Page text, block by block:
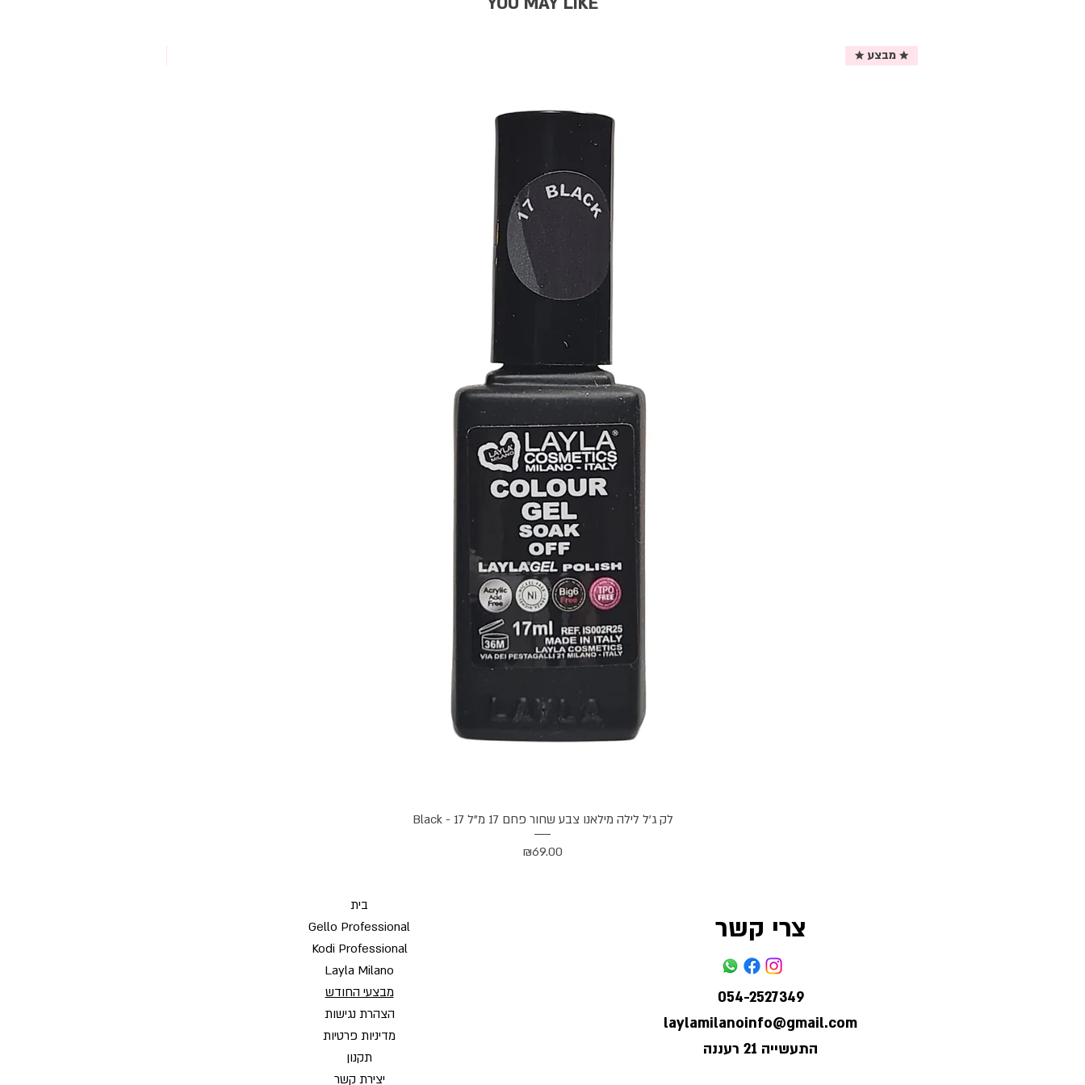
תצוגה מהירה
★ מבצע ★
לק ג'ל לילה מילאנו צבע שחור פחם 17 מ"ל Black - 17
מחיר
₪69.00
בית
Gello Professional
Kodi Professional
Layla Milano
מבצעי החודש
הצהרת נגישות
מדיניות פרטיות
תקנון
יצירת קשר
צרי קשר
054-2527349
laylamilanoinfo@gmail.com
התעשייה 21 רעננה